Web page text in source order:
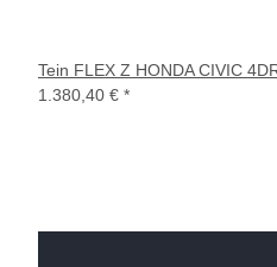
Tein FLEX Z HONDA CIVIC
1.380,40 € *